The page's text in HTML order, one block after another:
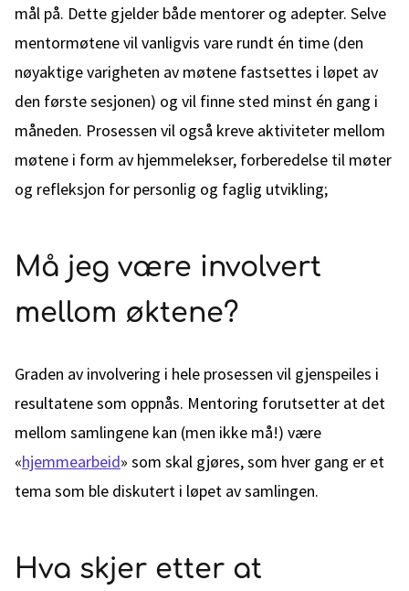
mål på. Dette gjelder både mentorer og adepter. Selve
mentormøtene vil vanligvis vare rundt én time (den
nøyaktige varigheten av møtene fastsettes i løpet av
den første sesjonen) og vil finne sted minst én gang i
måneden. Prosessen vil også kreve aktiviteter mellom
møtene i form av hjemmelekser, forberedelse til møter
og refleksjon for personlig og faglig utvikling;
Må jeg være involvert
mellom øktene?
Graden av involvering i hele prosessen vil gjenspeiles i
resultatene som oppnås. Mentoring forutsetter at det
mellom samlingene kan (men ikke må!) være
«hjemmearbeid» som skal gjøres, som hver gang er et
tema som ble diskutert i løpet av samlingen.
Hva skjer etter at